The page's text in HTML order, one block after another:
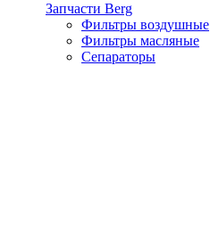
Запчасти Berg
Фильтры воздушные
Фильтры масляные
Сепараторы